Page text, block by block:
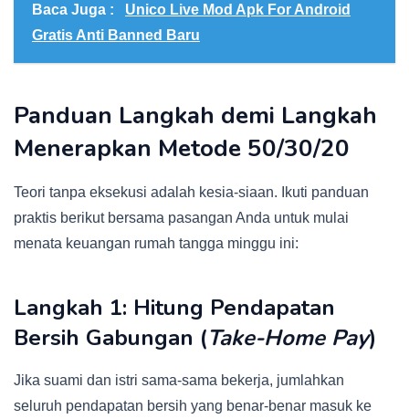
Baca Juga :
Unico Live Mod Apk For Android
Gratis Anti Banned Baru
Panduan Langkah demi Langkah
Menerapkan Metode 50/30/20
Teori tanpa eksekusi adalah kesia-siaan. Ikuti panduan
praktis berikut bersama pasangan Anda untuk mulai
menata keuangan rumah tangga minggu ini:
Langkah 1: Hitung Pendapatan
Bersih Gabungan (Take-Home Pay)
Jika suami dan istri sama-sama bekerja, jumlahkan
seluruh pendapatan bersih yang benar-benar masuk ke